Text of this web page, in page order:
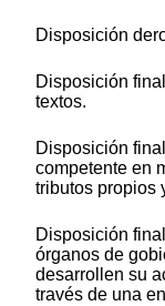
Disposición
Disposición
textos.
Disposición
competente en
tributos propios
Disposición
órganos de
desarrollen su
través de una